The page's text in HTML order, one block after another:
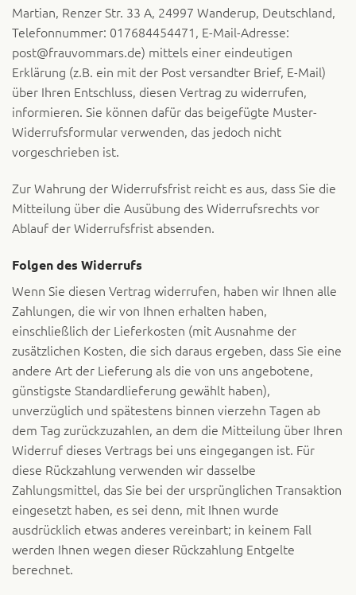
Martian, Renzer Str. 33 A, 24997 Wanderup, Deutschland,
Telefonnummer: 017684454471, E-Mail-Adresse:
post@frauvommars.de) mittels einer eindeutigen
Erklärung (z.B. ein mit der Post versandter Brief, E-Mail)
über Ihren Entschluss, diesen Vertrag zu widerrufen,
informieren. Sie können dafür das beigefügte Muster-
Widerrufsformular verwenden, das jedoch nicht
vorgeschrieben ist.
Zur Wahrung der Widerrufsfrist reicht es aus, dass Sie die
Mitteilung über die Ausübung des Widerrufsrechts vor
Ablauf der Widerrufsfrist absenden.
Folgen des Widerrufs
Wenn Sie diesen Vertrag widerrufen, haben wir Ihnen alle
Zahlungen, die wir von Ihnen erhalten haben,
einschließlich der Lieferkosten (mit Ausnahme der
zusätzlichen Kosten, die sich daraus ergeben, dass Sie eine
andere Art der Lieferung als die von uns angebotene,
günstigste Standardlieferung gewählt haben),
unverzüglich und spätestens binnen vierzehn Tagen ab
dem Tag zurückzuzahlen, an dem die Mitteilung über Ihren
Widerruf dieses Vertrags bei uns eingegangen ist. Für
diese Rückzahlung verwenden wir dasselbe
Zahlungsmittel, das Sie bei der ursprünglichen Transaktion
eingesetzt haben, es sei denn, mit Ihnen wurde
ausdrücklich etwas anderes vereinbart; in keinem Fall
werden Ihnen wegen dieser Rückzahlung Entgelte
berechnet.